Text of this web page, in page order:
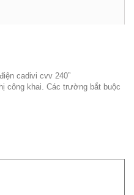
cadivi cvv 240”
công khai. Các trường bắt buộc